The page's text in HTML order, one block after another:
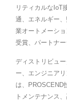
リティカルなIoT
通、エネルギー
業オートメーシ
受賞、パートナ
ディストリビュ
ー、エンジニア
は、PROSCEND
トメンテナンス